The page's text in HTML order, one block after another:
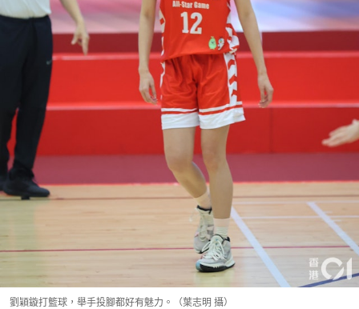
劉穎鏇打籃球，舉手投腳都好有魅力。（葉志明 攝）